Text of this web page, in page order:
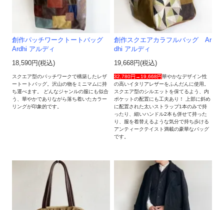
創作パッチワークトートバッグ
Ardhi アルディ
18,590円(税込)
スクエア型のパッチワークで構築したレザ
ートートバッグ。沢山の物をミニマムに持
ち運べます。 どんなジャンルの服にも似合
う、華やかでありながら落ち着いたカラー
リングが印象的です。
創作スクエアカラフルバッグ Ar
dhi アルディ
19,668円(税込)
32,780円→19,668円華やかなデザイン性
の高いイタリアレザーをふんだんに使用。
スクエア型のシルエットを保てるよう、内
ポケットの配置にも工夫あり！ 上部に斜め
に配置された太いストラップ1本のみで持
ったり、細いハンドル2本も併せて持った
り、服を着替えるような気分で持ち歩ける
アンティークテイスト満載の豪華なバッグ
です。